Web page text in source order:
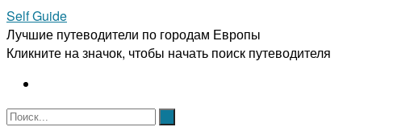
Self Guide
Лучшие путеводители по городам Европы
Кликните на значок, чтобы начать поиск путеводителя